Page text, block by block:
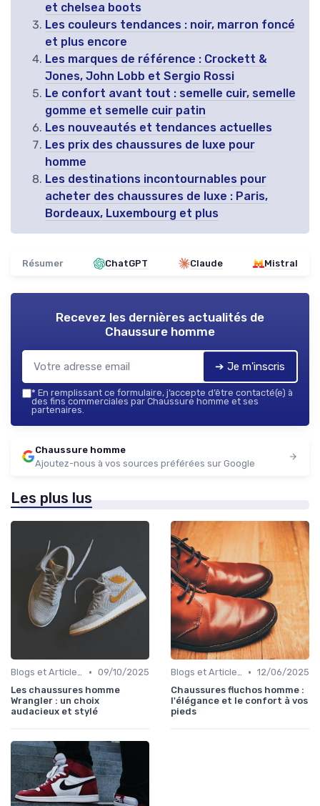
et chelsea boots
Les couleurs tendances : noir, marron foncé
et plus encore
Les marques de référence : Crockett &
Jones, John Lobb et Sergio Rossi
Le confort avant tout : semelle cuir, semelle
gomme et semelle cuir patin
Les nouveautés et tendances actuelles
Les prix des chaussures de luxe pour
homme
Les destinations incontournables pour
acheter des chaussures de luxe : Paris,
Bordeaux, Luxembourg et plus
Résumer ChatGPT Claude Mistral
Recevez les dernières actualités de
Chaussure homme
➔ Je m'inscris
* En remplissant ce formulaire, j’accepte d’être contacté(e) à
des fins commerciales par Chaussure homme et ses
partenaires.
Chaussure homme
Ajoutez-nous à vos sources préférées sur Google
Les plus lus
Blogs et Articles de Mode • 09/10/2025
Les chaussures homme
Wrangler : un choix
audacieux et stylé
Blogs et Articles de Mode • 12/06/2025
Chaussures fluchos homme :
l'élégance et le confort à vos
pieds